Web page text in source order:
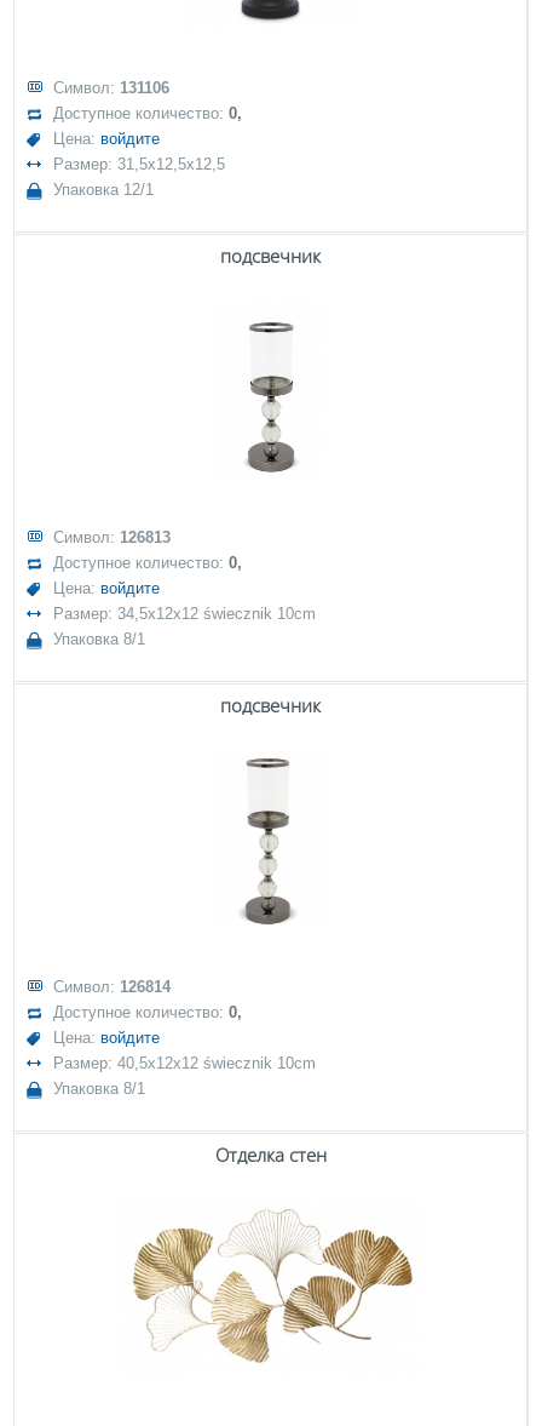
Символ: 131106
Доступное количество:0,
Цена: войдите
Размер: 31,5x12,5x12,5
Упаковка 12/1
подсвечник
Символ: 126813
Доступное количество:0,
Цена: войдите
Размер: 34,5x12x12 świecznik 10cm
Упаковка 8/1
подсвечник
Символ: 126814
Доступное количество:0,
Цена: войдите
Размер: 40,5x12x12 świecznik 10cm
Упаковка 8/1
Отделка стен